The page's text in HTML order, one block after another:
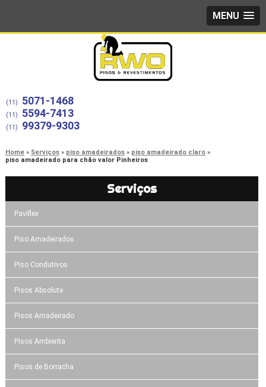
MENU
(11) 5071-1468
(11) 5594-7413
(11) 99379-9303
Home Serviços piso amadeirados
piso amadeirado claro
piso amadeirado para chão valor Pinheiros
Serviços
Paviflex
Piso Amadeirados
Piso Condutivos
Pisos Absolute
Pisos Amadeirado
Pisos Ambienta
Pisos de Borracha